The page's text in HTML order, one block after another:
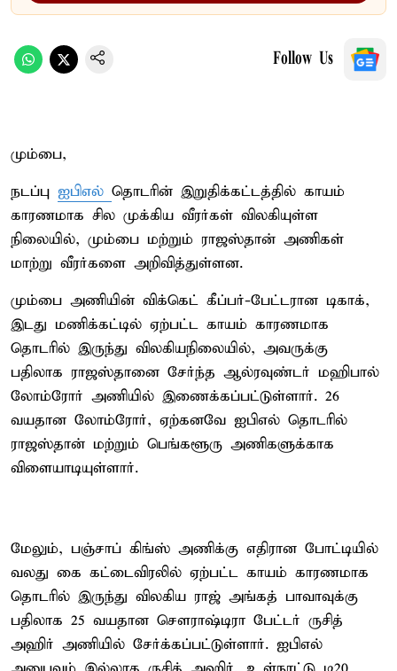
Follow Us
மும்பை,
நடப்பு ஐபிஎல் தொடரின் இறுதிக்கட்டத்தில் காயம்
காரணமாக சில முக்கிய வீரர்கள் விலகியுள்ள
நிலையில், மும்பை மற்றும் ராஜஸ்தான் அணிகள்
மாற்று வீரர்களை அறிவித்துள்ளன.
மும்பை அணியின் விக்கெட் கீப்பர்-பேட்டரான டிகாக்,
இடது மணிக்கட்டில் ஏற்பட்ட காயம் காரணமாக
தொடரில் இருந்து விலகியநிலையில், அவருக்கு
பதிலாக ராஜஸ்தானை சேர்ந்த ஆல்ரவுண்டர் மஹிபால்
லோம்ரோர் அணியில் இணைக்கப்பட்டுள்ளார். 26
வயதான லோம்ரோர், ஏற்கனவே ஐபிஎல் தொடரில்
ராஜஸ்தான் மற்றும் பெங்களூரு அணிகளுக்காக
விளையாடியுள்ளார்.
மேலும், பஞ்சாப் கிங்ஸ் அணிக்கு எதிரான போட்டியில்
வலது கை கட்டைவிரலில் ஏற்பட்ட காயம் காரணமாக
தொடரில் இருந்து விலகிய ராஜ் அங்கத் பாவாவுக்கு
பதிலாக 25 வயதான சௌராஷ்டிரா பேட்டர் ருசித்
அஹிர் அணியில் சேர்க்கப்பட்டுள்ளார். ஐபிஎல்